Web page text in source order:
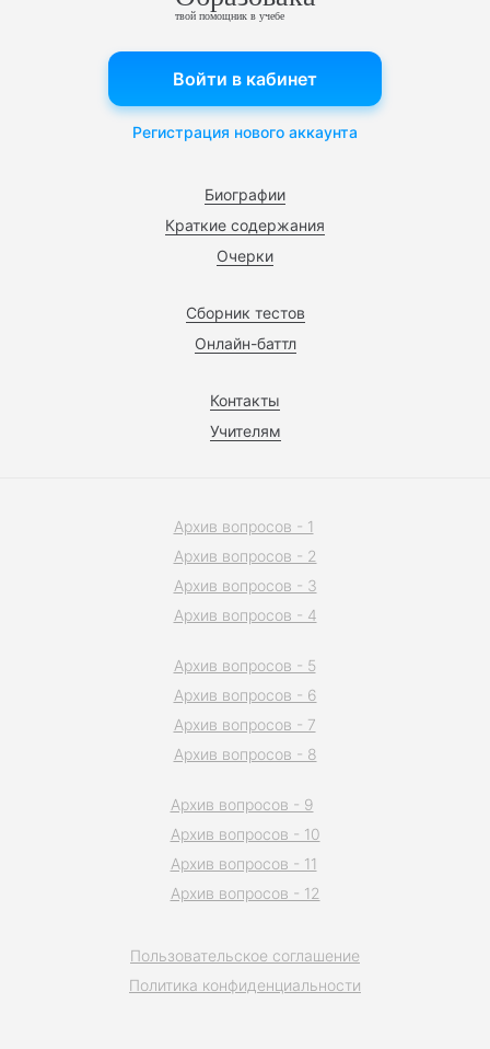
твой помощник в учебе
Биографии
Краткие содержания
Очерки
Сборник тестов
Онлайн-баттл
Контакты
Учителям
Войти в кабинет
Регистрация нового аккаунта
Пользовательское соглашение
Политика конфиденциальности
Архив вопросов - 1
Архив вопросов - 2
Архив вопросов - 3
Архив вопросов - 4
Архив вопросов - 5
Архив вопросов - 6
Архив вопросов - 7
Архив вопросов - 8
Архив вопросов - 9
Архив вопросов - 10
Архив вопросов - 11
Архив вопросов - 12